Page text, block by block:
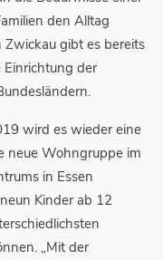
den Alltag
Zwickau gibt es bereits
der
wird es wieder eine
neue Wohngruppe im
in Essen
Kinder ab 12
„Mit der